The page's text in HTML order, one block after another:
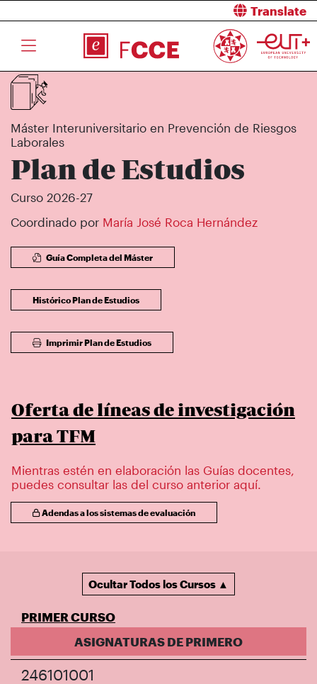
Translate
Máster Interuniversitario en Prevención de Riesgos
Laborales
Plan de Estudios
Curso 2026-27
Coordinado por María José Roca Hernández
Guía Completa del Máster
Histórico Plan de Estudios
Imprimir Plan de Estudios
Oferta de líneas de investigación
para TFM
Mientras estén en elaboración las Guías docentes,
puedes consultar las del curso anterior aquí.
Adendas a los sistemas de evaluación
Ocultar Todos los Cursos ▲
PRIMER CURSO
ASIGNATURAS DE PRIMERO
246101001